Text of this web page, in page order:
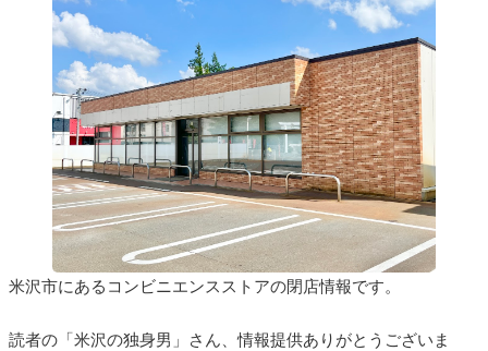
米沢市にあるコンビニエンスストアの閉店情報です。
読者の「米沢の独身男」さん、情報提供ありがとうございま